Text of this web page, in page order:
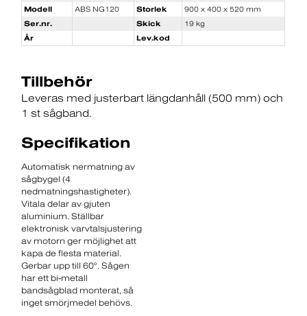
Modell
ABS NG120 Storlek
900 x 400 x 520 mm
Ser.nr.
Skick
19 kg
År
Lev.kod
Tillbehör
Leveras med justerbart längdanhåll (500 mm) och
1 st sågband.
Specifikation
Automatisk nermatning av
sågbygel (4
nedmatningshastigheter).
Vitala delar av gjuten
aluminium. Ställbar
elektronisk varvtalsjustering
av motorn ger möjlighet att
kapa de flesta material.
Gerbar upp till 60°. Sågen
har ett bi-metall
bandsågblad monterat, så
inget smörjmedel behövs.